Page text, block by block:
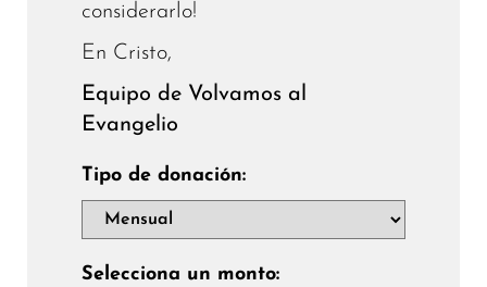
considerarlo!
En Cristo,
Equipo de Volvamos al
Evangelio
Tipo de donación:
Selecciona un monto: